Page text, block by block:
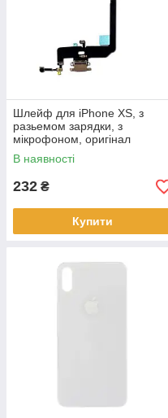
Шлейф для iPhone XS, з
разьемом зарядки, з
мікрофоном, оригінал
В наявності
232 ₴
Купити